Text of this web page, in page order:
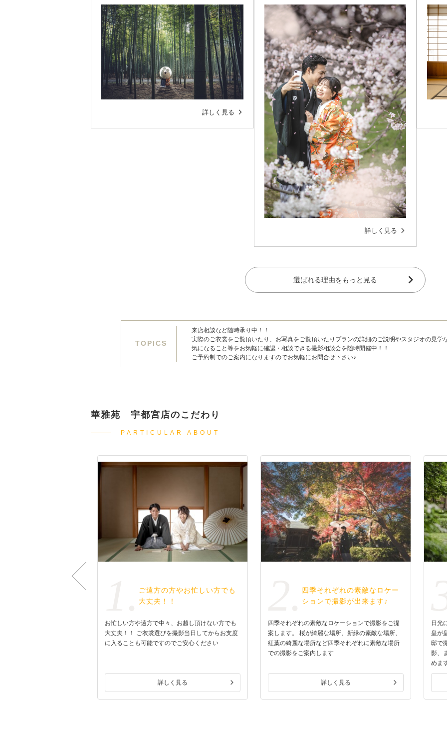
詳しく見る
詳しく見る
選ばれる理由をもっと見る
TOPICS
来店相談など随時承り中！！
実際のご衣裳をご覧頂いたり、お写真をご覧頂いたりプランの詳細のご説明やスタジオの見学
気になること等をお気軽に確認・相談できる撮影相談会を随時開催中！！
ご予約制でのご案内になりますのでお気軽にお問合せ下さい♪
華雅苑 宇都宮店のこだわり
PARTICULAR ABOUT
ご遠方の方やお忙しい方でも
大丈夫！！
お忙しい方や遠方で中々、お越し頂けない方でも
大丈夫！！ ご衣裳選びを撮影当日してからお支度
に入ることも可能ですのでご安心ください
詳しく見る
四季それぞれの素敵なロケー
ションで撮影が出来ます♪
四季それぞれの素敵なロケーションで撮影をご提
案します。 桜が綺麗な場所、新緑の素敵な場所、
紅葉の綺麗な場所など四季それぞれに素敵な場所
での撮影をご案内します
詳しく見る
日光
皇が
邸で
影、
めま